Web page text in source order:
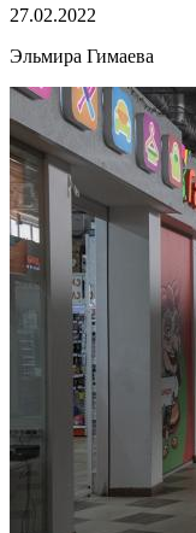
27.02.2022
Эльмира Гимаева